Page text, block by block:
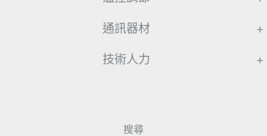
通訊器材 +
技術人力 +
搜尋